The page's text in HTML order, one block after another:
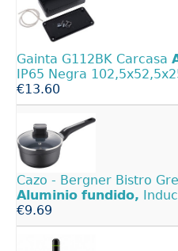
Gainta G112BK Carcasa
IP65 Negra
€13.60
Cazo - Bergner Bistro
Aluminio fundido,
€9.69